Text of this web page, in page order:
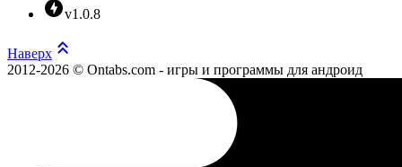
v1.0.8
Наверх
2012-2026 © Ontabs.com - игры и программы для андроид